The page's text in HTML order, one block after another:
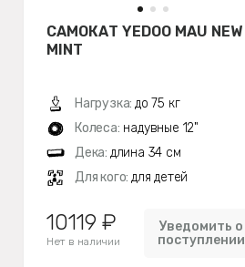
САМОКАТ YEDOO MAU NEW
MINT
Нагрузка: до 75 кг
Колеса: надувные 12"
Дека: длина 34 см
Для кого: для детей
10119 ₽
Нет в наличии
Уведомить о
поступлении